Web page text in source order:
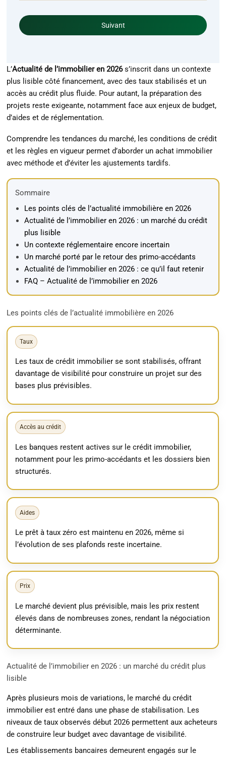
Suivant
L’Actualité de l’immobilier en 2026s’inscrit dans un contexte
plus lisible côté financement, avec des taux stabilisés et un
accès au crédit plus fluide. Pour autant, la préparation des
projets reste exigeante, notamment face aux enjeux de budget,
d’aides et de réglementation.
Comprendre les tendances du marché, les conditions de crédit
et les règles en vigueur permet d’aborder un achat immobilier
avec méthode et d’éviter les ajustements tardifs.
Sommaire
Les points clés de l’actualité immobilière en 2026
Actualité de l’immobilier en 2026 : un marché du crédit
plus lisible
Un contexte réglementaire encore incertain
Un marché porté par le retour des primo-accédants
Actualité de l’immobilier en 2026 : ce qu’il faut retenir
FAQ – Actualité de l’immobilier en 2026
Les points clés de l’actualité immobilière en 2026
Taux
Les taux de crédit immobilier se sont stabilisés, offrant
davantage de visibilité pour construire un projet sur des
bases plus prévisibles.
Accès au crédit
Les banques restent actives sur le crédit immobilier,
notamment pour les primo-accédants et les dossiers bien
structurés.
Aides
Le prêt à taux zéro est maintenu en 2026, même si
l’évolution de ses plafonds reste incertaine.
Prix
Le marché devient plus prévisible, mais les prix restent
élevés dans de nombreuses zones, rendant la négociation
déterminante.
Actualité de l’immobilier en 2026 : un marché du crédit plus
lisible
Après plusieurs mois de variations, le marché du crédit
immobilier est entré dans une phase de stabilisation. Les
niveaux de taux observés début 2026 permettent aux acheteurs
de construire leur budget avec davantage de visibilité.
Les établissements bancaires demeurent engagés sur le